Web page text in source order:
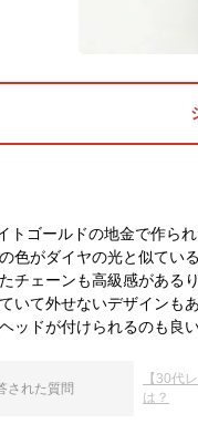
トゴールドの地金で作ら
色がダイヤの光と似てい
チェーンも高級感がある
いて外せないデザインも
ッドが付けられるのも良
された質問
【30代
は？